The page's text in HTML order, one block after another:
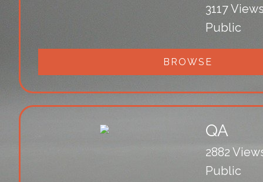
3117
Public
BROWSE
QA
2882
Public